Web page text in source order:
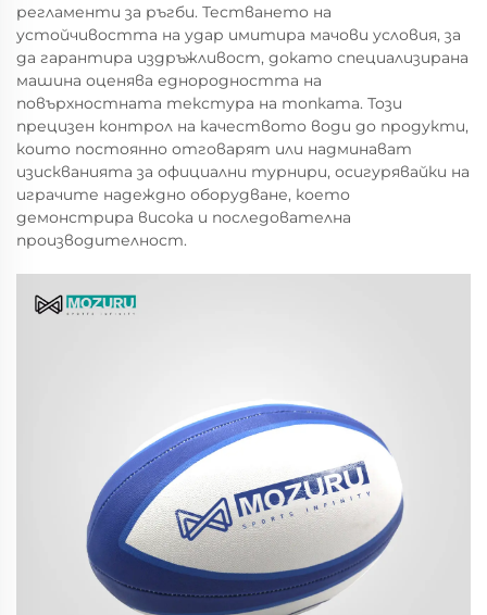
регламенти за ръгби. Тестването на
устойчивостта на удар имитира мачови условия, за
да гарантира издръжливост, докато специализирана
машина оценява еднородността на
повърхностната текстура на топката. Този
прецизен контрол на качеството води до продукти,
които постоянно отговарят или надминават
изискванията за официални турнири, осигурявайки на
играчите надеждно оборудване, което
демонстрира висока и последователна
производителност.